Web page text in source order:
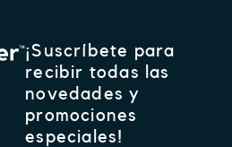
¡Suscríbete para
recibir todas las
novedades y
promociones
especiales!